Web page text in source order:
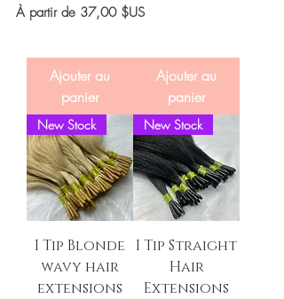
À partir de 37,00 $US
Prix promotionnel
Ajouter au
panier
Ajouter au
panier
New Stock
I Tip Blonde
wavy hair
extensions
New Stock
I Tip Straight
Hair
Extensions